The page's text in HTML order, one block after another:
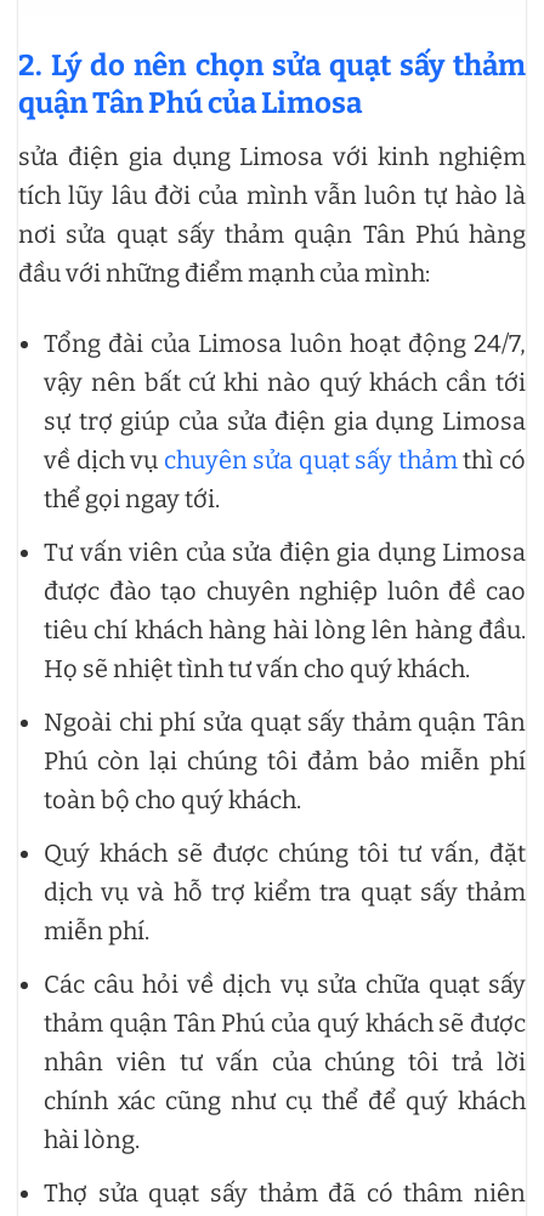
2. Lý do nên chọn sửa quạt sấy thảm
quận Tân Phú của Limosa
sửa điện gia dụng Limosa với kinh nghiệm
tích lũy lâu đời của mình vẫn luôn tự hào là
nơi sửa quạt sấy thảm quận Tân Phú hàng
đầu với những điểm mạnh của mình:
Tổng đài của Limosa luôn hoạt động 24/7,
vậy nên bất cứ khi nào quý khách cần tới
sự trợ giúp của sửa điện gia dụng Limosa
về dịch vụ chuyên sửa quạt sấy thảmthì có
thể gọi ngay tới.
Tư vấn viên của sửa điện gia dụng Limosa
được đào tạo chuyên nghiệp luôn đề cao
tiêu chí khách hàng hài lòng lên hàng đầu.
Họ sẽ nhiệt tình tư vấn cho quý khách.
Ngoài chi phí sửa quạt sấy thảm quận Tân
Phú còn lại chúng tôi đảm bảo miễn phí
toàn bộ cho quý khách.
Quý khách sẽ được chúng tôi tư vấn, đặt
dịch vụ và hỗ trợ kiểm tra quạt sấy thảm
miễn phí.
Các câu hỏi về dịch vụ sửa chữa quạt sấy
thảm quận Tân Phú của quý khách sẽ được
nhân viên tư vấn của chúng tôi trả lời
chính xác cũng như cụ thể để quý khách
hài lòng.
Thợ sửa quạt sấy thảm đã có thâm niên